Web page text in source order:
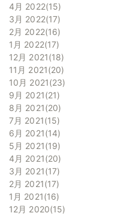
4月 2022 15
3月 2022 17
2月 2022 16
1月 2022 17
12月 2021 18
11月 2021 20
10月 2021 23
9月 2021 21
8月 2021 20
7月 2021 15
6月 2021 14
5月 2021 19
4月 2021 20
3月 2021 17
2月 2021 17
1月 2021 16
12月 2020 15